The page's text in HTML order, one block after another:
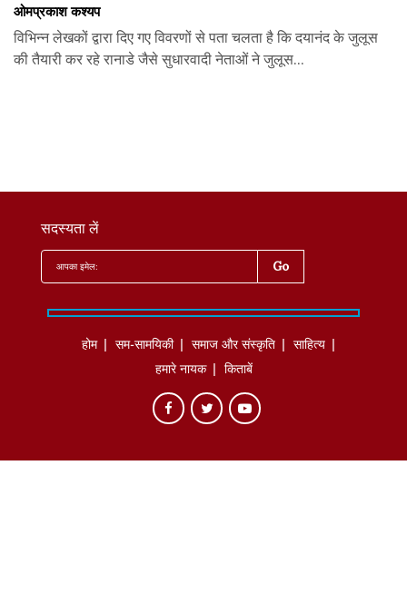
ओमप्रकाश कश्यप
विभिन्न लेखकों द्वारा दिए गए विवरणों से पता चलता है कि दयानंद के जुलूस
की तैयारी कर रहे रानाडे जैसे सुधारवादी नेताओं ने जुलूस...
सदस्यता लें
होम सम-सामयिकी समाज और संस्कृति
साहित्‍य
हमारे नायक
किताबें